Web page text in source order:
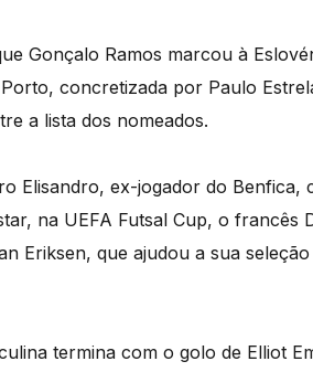
Gonçalo Ramos marcou à
concretizada por Paulo
a lista dos nomeados.
Elisandro, ex-jogador do
na UEFA Futsal Cup, o francês
Eriksen, que ajudou a sua
termina com o golo de Elliot